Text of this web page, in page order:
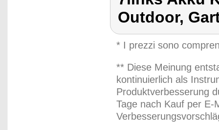
Outdoor,
* I prezzi sono
** Diese Meinung
kontinuierlich als
Produktverbesserung
Tage nach Kauf per E-